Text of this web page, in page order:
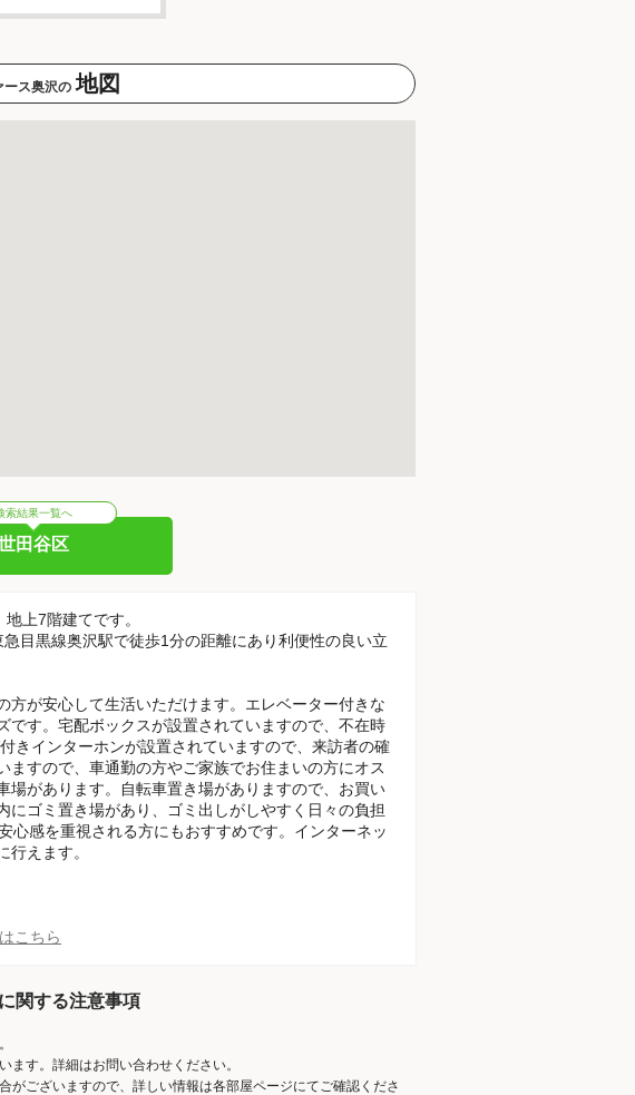
ース奥沢の 地図
索結果一覧へ
田谷区
上7階建てです。
目黒線奥沢駅で徒歩1分の距離にあり利便性の良い立
方が安心して生活いただけます。エレベーター付きな
です。宅配ボックスが設置されていますので、不在時
きインターホンが設置されていますので、来訪者の確
すので、車通勤の方やご家族でお住まいの方にオス
場があります。自転車置き場がありますので、お買い
ゴミ置き場があり、ゴミ出しがしやすく日々の負担
心感を重視される方にもおすすめです。インターネッ
行えます。
こちら
関する注意事項
す。詳細はお問い合わせください。
ございますので、詳しい情報は各部屋ページにてご確認くださ